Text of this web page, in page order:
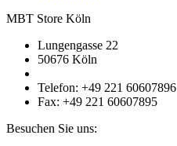
MBT Store Köln
Lungengasse 22
50676 Köln
Telefon: +49 221 60607896
Fax: +49 221 60607895
Besuchen Sie uns: